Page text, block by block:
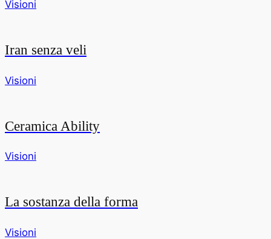
Visioni
Iran senza veli
Visioni
Ceramica Ability
Visioni
La sostanza della forma
Visioni